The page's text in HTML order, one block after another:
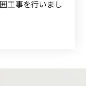
工事を行いまし